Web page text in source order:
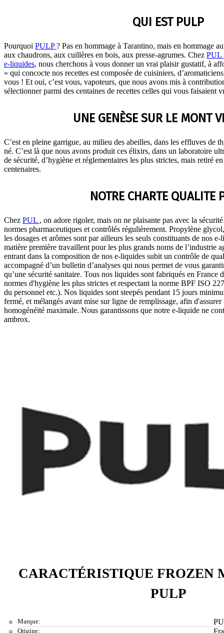
QUI EST PULP
Pourquoi PULP? Pas en hommage à Tarantino, mais en hommage
aux chaudrons, aux cuillères en bois, aux presse-agrumes. Chez PUL
e-liquides, nous cherchons à vous donner un vrai plaisir gustatif, à
» qui concocte nos recettes est composée de cuisiniers,
vous ! Et oui, c’est vous, vapoteurs, que nous avons mis à
sélectionner parmi des centaines de recettes celles qui vous
UNE GENÈSE SUR LE MONT
C’est en pleine garrigue, au milieu des abeilles, dans les effluves de
né. C’est là que nous avons produit ces élixirs, dans un laboratoire
de sécurité, d’hygiène et réglementaires les plus strictes, mais retiré
centenaires.
NOTRE CHARTE QUALITE
Chez PUL , on adore rigoler, mais on ne plaisante pas avec la
normes pharmaceutiques et contrôlés régulièrement. Propylène
les dosages et arômes sont par ailleurs les seuls constituants de nos
matière première travaillent pour les plus grands noms de l’industrie
entrant dans la composition de nos e-liquides subit un contrôle de
accompagné d’un bulletin d’analyses qui nous permet de vous
qu’une sécurité sanitaire. Tous nos liquides sont fabriqués en France
normes d'hygiène les plus strictes et respectant la norme BPF ISO
du personnel etc.). Nos liquides sont steepés pendant 15 jours
fermé, et mélangés avant mise sur ligne de remplissage, afin
homogénéité maximale. Nous garantissons que notre e-liquide ne
ambrox.
CARACTÉRISTIQUE FROZEN
PULP
Marque:
Origine: